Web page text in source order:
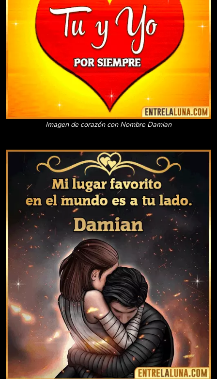
Imagen de corazón con Nombre Damian